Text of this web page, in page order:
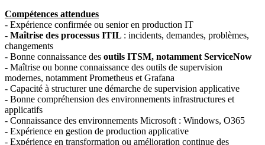
Compétences attendues
- Expérience confirmée ou senior en production IT
- Maîtrise des processus ITIL : incidents, demandes, problèmes,
changements
- Bonne connaissance des outils ITSM, notamment ServiceNow
- Maîtrise ou bonne connaissance des outils de supervision
modernes, notamment Prometheus et Grafana
- Capacité à structurer une démarche de supervision applicative
- Bonne compréhension des environnements infrastructures et
applicatifs
- Connaissance des environnements Microsoft : Windows, O365
- Expérience en gestion de production applicative
- Expérience en transformation ou amélioration continue des